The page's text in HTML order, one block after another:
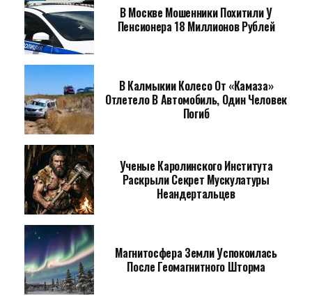
В Москве Мошенники Похитили У
Пенсионера 18 Миллионов Рублей
В Калмыкии Колесо От «Камаза»
Отлетело В Автомобиль, Один Человек
Погиб
Ученые Каролинского Института
Раскрыли Секрет Мускулатуры
Неандертальцев
Магнитосфера Земли Успокоилась
После Геомагнитного Шторма